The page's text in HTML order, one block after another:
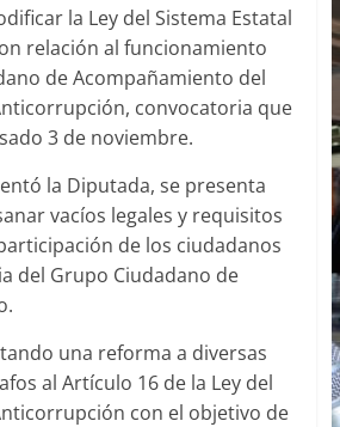
la Ley del Sistema Estatal
relación al funcionamiento
de Acompañamiento del
convocatoria que
3 de noviembre.
la Diputada, se presenta
vacíos legales y requisitos
de los ciudadanos
del Grupo Ciudadano de
una reforma a diversas
al Artículo 16 de la Ley del
con el objetivo de